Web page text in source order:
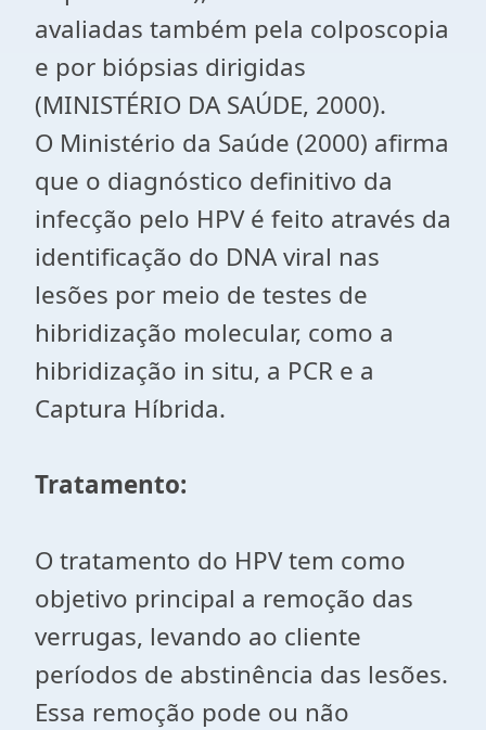
avaliadas também pela colposcopia
e por biópsias dirigidas
(MINISTÉRIO DA SAÚDE, 2000).
O Ministério da Saúde (2000) afirma
que o diagnóstico definitivo da
infecção pelo HPV é feito através da
identificação do DNA viral nas
lesões por meio de testes de
hibridização molecular, como a
hibridização in situ, a PCR e a
Captura Híbrida.
Tratamento:
O tratamento do HPV tem como
objetivo principal a remoção das
verrugas, levando ao cliente
períodos de abstinência das lesões.
Essa remoção pode ou não